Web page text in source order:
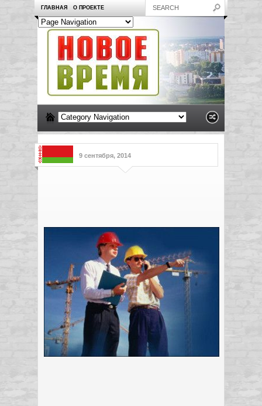
ГЛАВНАЯ О ПРОЕКТЕ
9 сентября, 2014